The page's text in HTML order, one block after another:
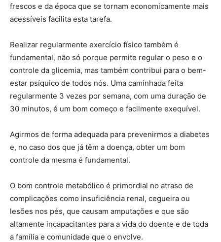
frescos e da época que se tornam economicamente mais
acessíveis facilita esta tarefa.
Realizar regularmente exercício físico também é
fundamental, não só porque permite regular o peso e o
controle da glicemia, mas também contribui para o bem-
estar psíquico de todos nós. Uma caminhada feita
regularmente 3 vezes por semana, com uma duração de
30 minutos, é um bom começo e facilmente exequível.
Agirmos de forma adequada para prevenirmos a diabetes
e, no caso dos que já têm a doença, obter um bom
controle da mesma é fundamental.
O bom controle metabólico é primordial no atraso de
complicações como insuficiência renal, cegueira ou
lesões nos pés, que causam amputações e que são
altamente incapacitantes para a vida do doente e de toda
a família e comunidade que o envolve.